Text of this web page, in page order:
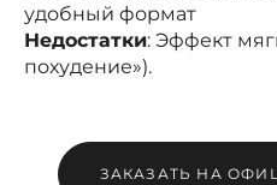
удобный формат
Недостатки: Эффект
похудение»).
ЗАКАЗАТЬ НА